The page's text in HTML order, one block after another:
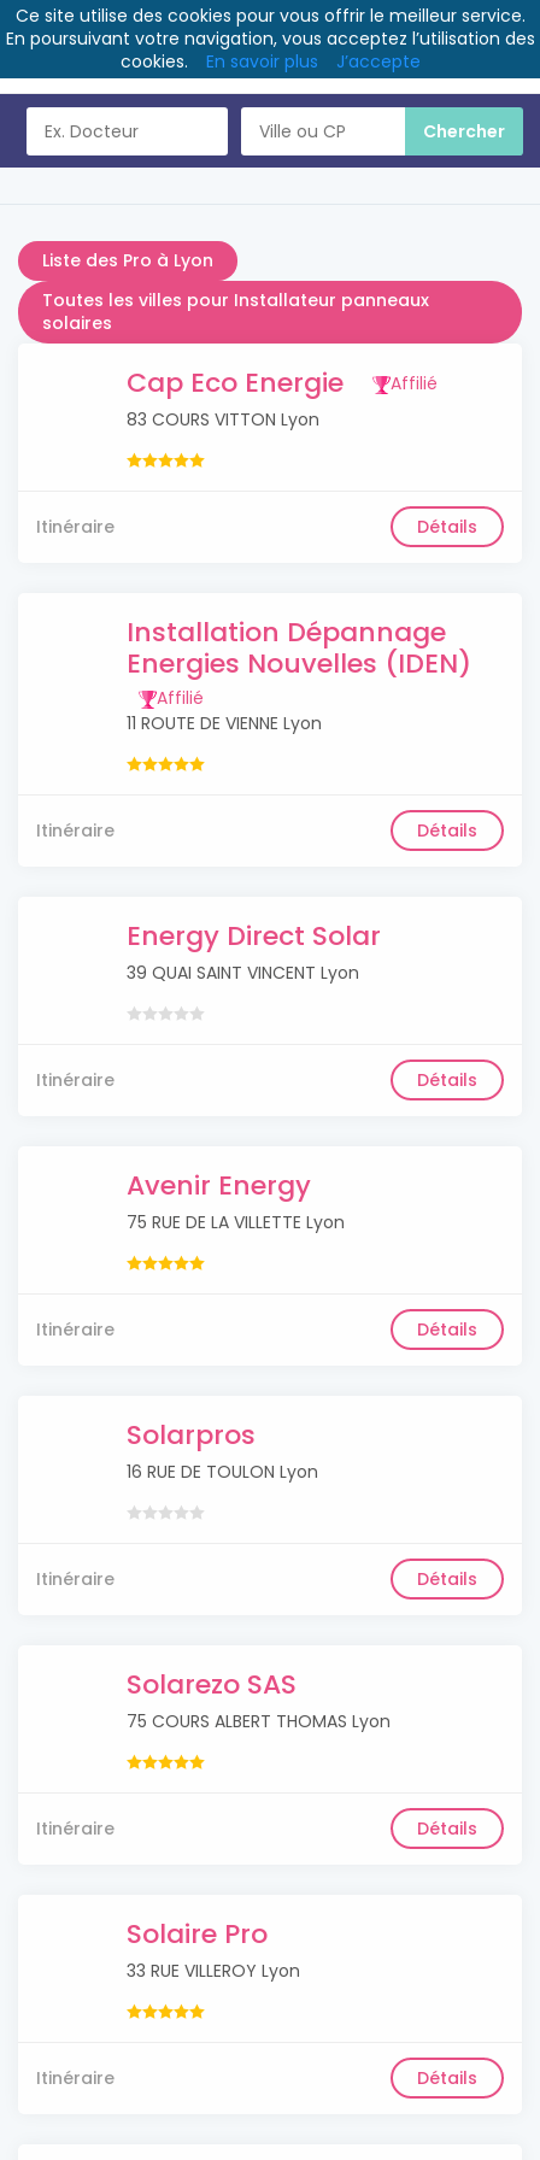
Liste des Pro à Lyon
Toutes les villes pour Installateur panneaux
solaires
Cap Eco Energie
Affilié
83 COURS VITTON Lyon
Itinéraire Détails
Installation Dépannage
Energies Nouvelles (IDEN)
Affilié
11 ROUTE DE VIENNE Lyon
Itinéraire Détails
Energy Direct Solar
39 QUAI SAINT VINCENT Lyon
Itinéraire Détails
Avenir Energy
75 RUE DE LA VILLETTE Lyon
Itinéraire Détails
Solarpros
16 RUE DE TOULON Lyon
Itinéraire Détails
Solarezo SAS
75 COURS ALBERT THOMAS Lyon
Itinéraire Détails
Solaire Pro
33 RUE VILLEROY Lyon
Itinéraire Détails
Ce site utilise des cookies pour vous offrir le meilleur service.
En poursuivant votre navigation, vous acceptez l’utilisation des
cookies.
En savoir plus J’accepte